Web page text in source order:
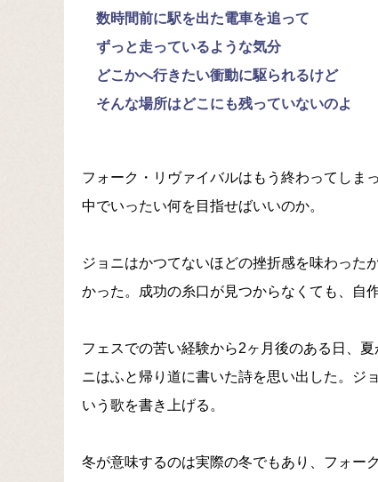
数時間前に駅を出た電車を追って
ずっと走っているような気分
どこかへ行きたい衝動に駆られるけど
そんな場所はどこにも残っていないのよ
フォーク・リヴァイバルはもう終わってしま
中でいったい何を目指せばいいのか。
ジョニはかつてないほどの挫折感を味わった
かった。成功の糸口が見つからなくても、自
フェスでの苦い経験から2ヶ月後のある日、
ニはふと帰り道に書いた詩を思い出した。ジ
いう歌を書き上げる。
冬が意味するのは実際の冬でもあり、フォー